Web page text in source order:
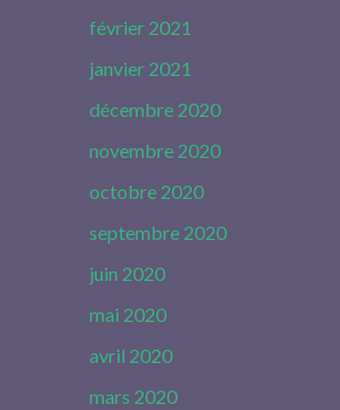
février 2021
janvier 2021
décembre 2020
novembre 2020
octobre 2020
septembre 2020
juin 2020
mai 2020
avril 2020
mars 2020